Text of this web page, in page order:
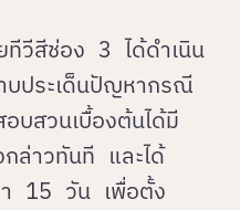
ทีวีสีช่อง 3 ได้ดำเนิน
บประเด็นปัญหากรณี
บสวนเบื้องต้นได้มี
ล่าวทันที และได้
า 15 วัน เพื่อตั้ง